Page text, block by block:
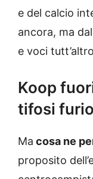
e del calcio
ancora, ma
e voci
Koop
tifosi
Ma cosa ne
proposito